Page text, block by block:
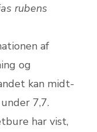
rubens
af
og
kan midt-
7,7.
har vist,